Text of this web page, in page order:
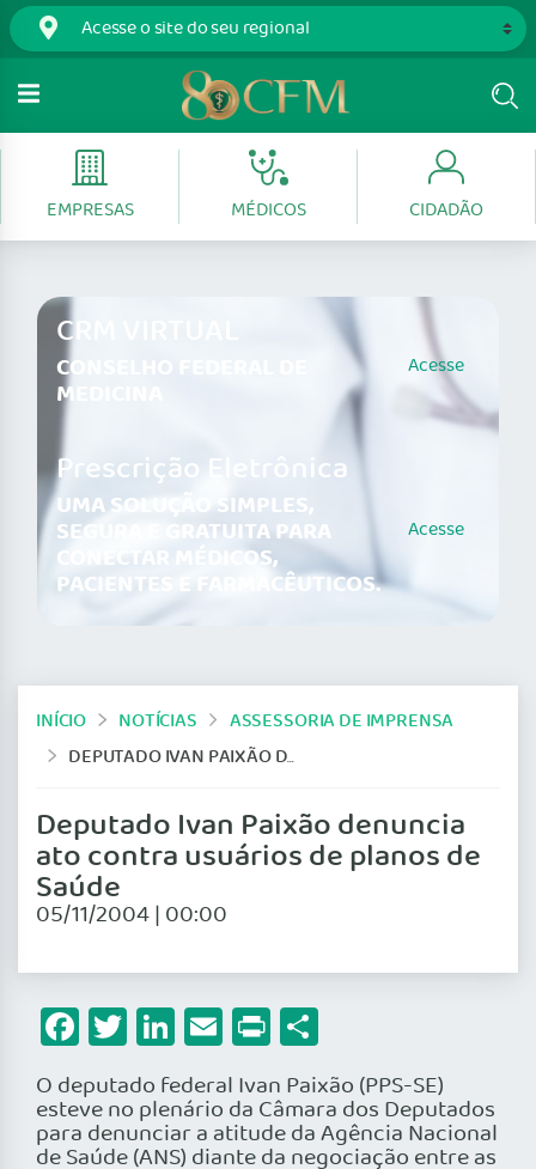
EMPRESAS MÉDICOS CIDADÃO
CRM VIRTUAL
CONSELHO FEDERAL DE
MEDICINA
Acesse
Prescrição Eletrônica
UMA SOLUÇÃO SIMPLES,
SEGURA E GRATUITA PARA
CONECTAR MÉDICOS,
PACIENTES E FARMACÊUTICOS.
Acesse
INÍCIO NOTÍCIAS
ASSESSORIA DE IMPRENSA
DEPUTADO IVAN PAIXÃO DENUNCIA ATO CONTRA USUÁRIOS DE PLANOS DE SAÚDE
Deputado Ivan Paixão denuncia
ato contra usuários de planos de
Saúde
05/11/2004 | 00:00
Facebook
Twitter
LinkedIn
Email
Print
O deputado federal Ivan Paixão (PPS-SE)
esteve no plenário da Câmara dos Deputados
para denunciar a atitude da Agência Nacional
de Saúde (ANS) diante da negociação entre as